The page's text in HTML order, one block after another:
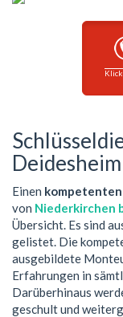
Deidesheim
Einen
von Niederkirchen
Übersicht. Es sind
gelistet. Die
ausgebildete
Erfahrungen in
Darüberhinaus
geschult und